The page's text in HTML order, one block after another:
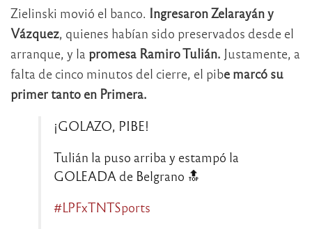
Zielinski movió el banco. Ingresaron Zelarayán y
Vázquez, quienes habían sido preservados desde el
arranque, y la promesa Ramiro Tulián. Justamente, a
falta de cinco minutos del cierre, el pibe marcó su
primer tanto en Primera.
¡GOLAZO, PIBE!
Tulián la puso arriba y estampó la
GOLEADA de Belgrano 🔝
#LPFxTNTSports